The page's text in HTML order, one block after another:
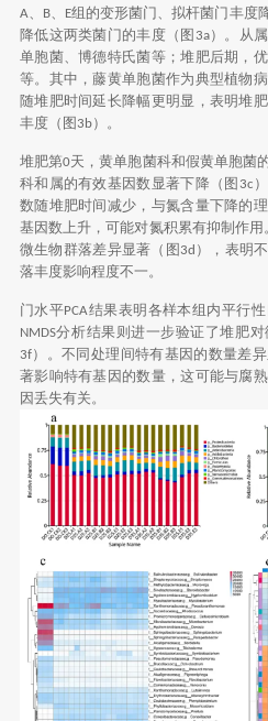
A B E组的变形菌门、拟杆菌门丰度
降低这两类菌门的丰度（图 3a）。从
单胞菌、博德特氏菌等；堆肥后期，
等。其中，藤黄单胞菌作为典型植物
随堆肥时间延长降幅更明显，表明堆
丰度（图3b）。
堆肥第0天，黄单胞菌科和假黄单胞菌
科和属的有效基因数显著下降（图 3c
数随堆肥时间减少，与氮含量下降的
基因数上升，可能对氮积累有抑制作用
微生物群落差异显著（图3d ），表明
落丰度影响程度不一。
门水平PCA结果表明各样本组内平行
NMDS分析结果则进一步验证了堆肥
3f）。不同处理间特有基因的数量差
著影响特有基因的数量，这可能与腐
因丢失有关。